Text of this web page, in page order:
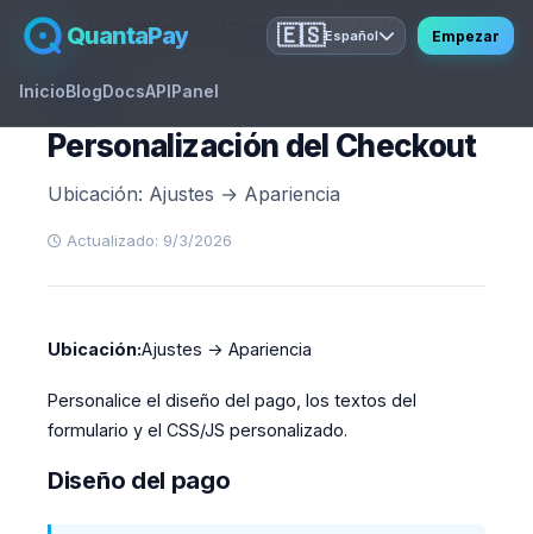
QuantaPay
InicioBlogDocsAPIPanel
🇪🇸Español Empezar
Inicio Documentación Primeros pasos Ajustes de apariencia
GUIDE
Personalización del Checkout
Ubicación: Ajustes → Apariencia
Actualizado: 9/3/2026
Ubicación:Ajustes → Apariencia
Personalice el diseño del pago, los textos del
formulario y el CSS/JS personalizado.
Diseño del pago